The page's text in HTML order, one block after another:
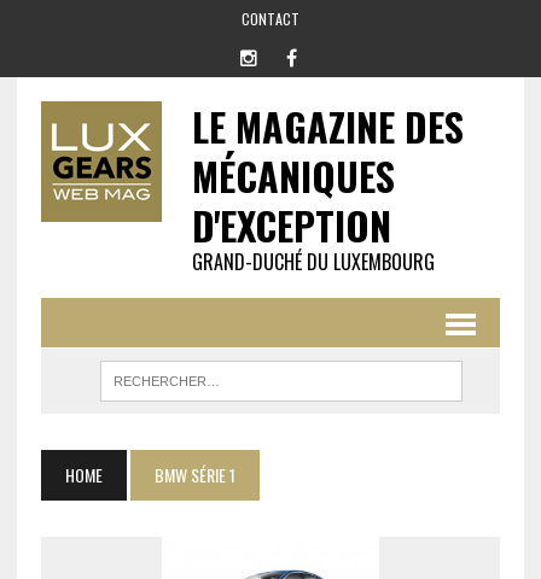
CONTACT
LE MAGAZINE DES
MÉCANIQUES
D'EXCEPTION
GRAND-DUCHÉ DU LUXEMBOURG
HOME BMW SÉRIE 1